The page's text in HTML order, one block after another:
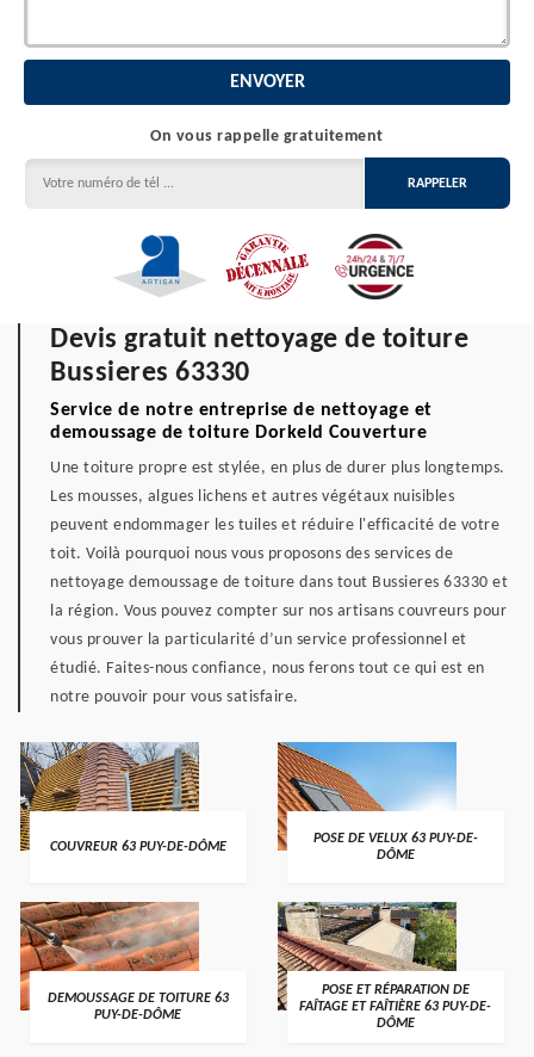
On vous rappelle gratuitement
Devis gratuit nettoyage de toiture
Bussieres 63330
Service de notre entreprise de nettoyage et
demoussage de toiture Dorkeld Couverture
Une toiture propre est stylée, en plus de durer plus longtemps.
Les mousses, algues lichens et autres végétaux nuisibles
peuvent endommager les tuiles et réduire l'efficacité de votre
toit. Voilà pourquoi nous vous proposons des services de
nettoyage demoussage de toiture dans tout Bussieres 63330 et
la région. Vous pouvez compter sur nos artisans couvreurs pour
vous prouver la particularité d’un service professionnel et
étudié. Faites-nous confiance, nous ferons tout ce qui est en
notre pouvoir pour vous satisfaire.
COUVREUR 63 PUY-DE-DÔME
POSE DE VELUX 63 PUY-DE-
DÔME
DEMOUSSAGE DE TOITURE 63
PUY-DE-DÔME
POSE ET RÉPARATION DE
FAÎTAGE ET FAÎTIÈRE 63 PUY-DE-
DÔME